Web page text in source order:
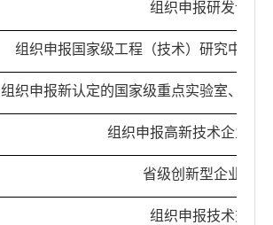
组织申报研发设备
组织申报国家级工程（技术）研究中心
组织申报新认定的国家级重点实验室、工
组织申报高新技术企业科
省级创新型企业试
组织申报技术交易